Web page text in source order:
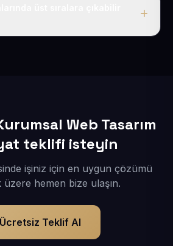
Web Tasarım
teklifi isteyin
işiniz için en uygun çözümü
üzere hemen bize ulaşın.
Ücretsiz Teklif Al